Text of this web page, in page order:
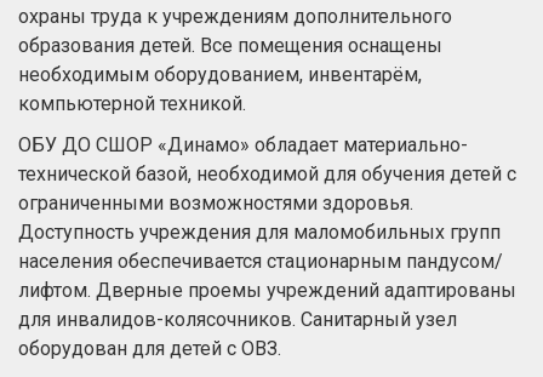
охраны труда к учреждениям дополнительного
образования детей. Все помещения оснащены
необходимым оборудованием, инвентарём,
компьютерной техникой.
ОБУ ДО СШОР «Динамо» обладает материально-
технической базой, необходимой для обучения детей с
ограниченными возможностями здоровья.
Доступность учреждения для маломобильных групп
населения обеспечивается стационарным пандусом/
лифтом. Дверные проемы учреждений адаптированы
для инвалидов-колясочников. Санитарный узел
оборудован для детей с ОВЗ.